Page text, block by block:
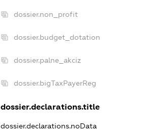
dossier.non_profit
dossier.budget_dotation
dossier.palne_akciz
dossier.bigTaxPayerReg
dossier.declarations.title
dossier.declarations.noData